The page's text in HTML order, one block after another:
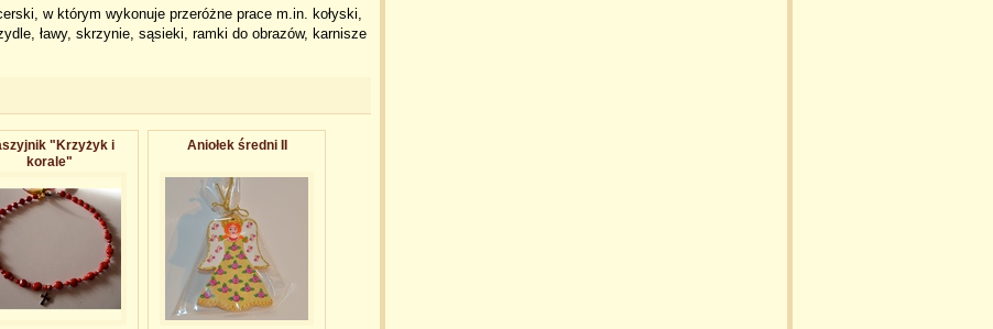
w którym wykonuje przeróżne prace m.in. kołyski,
ławy, skrzynie, sąsieki, ramki do obrazów, karnisze
"Krzyżyk i
korale"
Aniołek średni II